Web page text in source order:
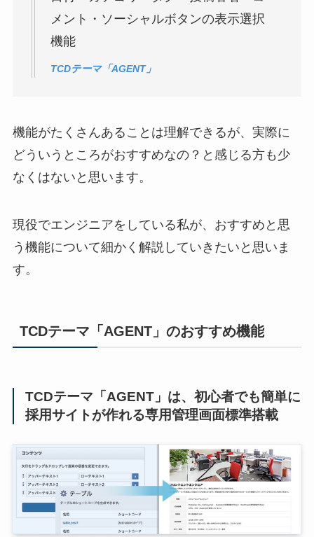
メント・ソーシャルボタンの表示選択
機能
TCDテーマ「AGENT」
機能がたくさんあることは理解できるが、実際に
どういうところがおすすめなの？と感じる方も少
なくはないと思います。
現役でエンジニアをしている私が、おすすめと思
う機能について細かく解説していきたいと思いま
す。
TCDテーマ「AGENT」のおすすめ機能
TCDテーマ「AGENT」は、初心者でも簡単に
採用サイトが作れる専用管理画面標準搭載